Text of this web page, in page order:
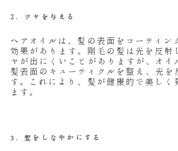
2. ツヤを与える
ヘアオイルは、髪の表面をコーティン
効果があります。剛毛の髪は光を反射
ヤが出にくいことがありますが、オイ
髪表面のキューティクルを整え、光を
す。これにより、髪が健康的で美しく
ます。
3. 髪をしなやかにする